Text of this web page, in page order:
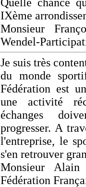
IXème
Monsieur
Wendel-
Je suis très
du monde
Fédération est
une activité
échanges
progresser. A
l'entreprise, le
s'en retrouver
Monsieur
Fédération